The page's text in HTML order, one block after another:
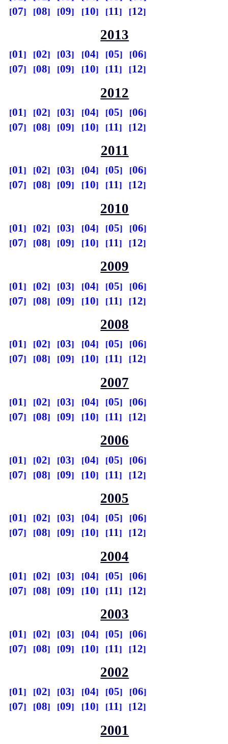
07
08 09 10 11 12
2013
01 02 03 04 05
06
07
08 09 10 11 12
2012
01 02 03 04 05
06
07
08 09 10 11 12
2011
01 02 03 04 05
06
07
08 09 10 11 12
2010
01 02 03 04 05
06
07
08 09 10 11 12
2009
01 02 03 04 05
06
07
08 09 10 11 12
2008
01 02 03 04 05
06
07
08 09 10 11 12
2007
01 02 03 04 05
06
07
08 09 10 11 12
2006
01 02 03 04 05
06
07
08 09 10 11 12
2005
01 02 03 04 05
06
07
08 09 10 11 12
2004
01 02 03 04 05
06
07
08 09 10 11 12
2003
01 02 03 04 05
06
07
08 09 10 11 12
2002
01 02 03 04 05
06
07
08 09 10 11 12
2001